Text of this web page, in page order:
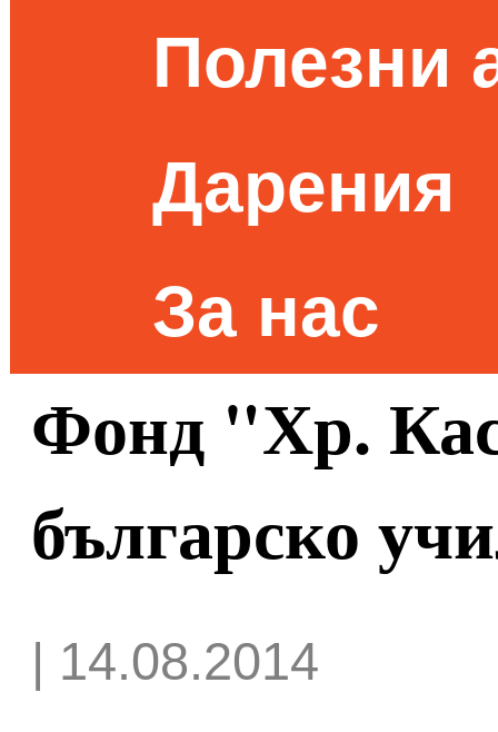
Полезни
Дарения
За нас
Фонд "Хр.
българско
| 14.08.2014